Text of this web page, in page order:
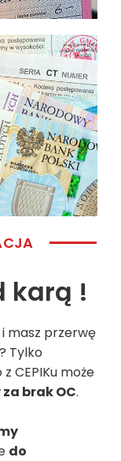
karą !
i masz przerwę
Tylko
CEPIKu może
brak OC.
do